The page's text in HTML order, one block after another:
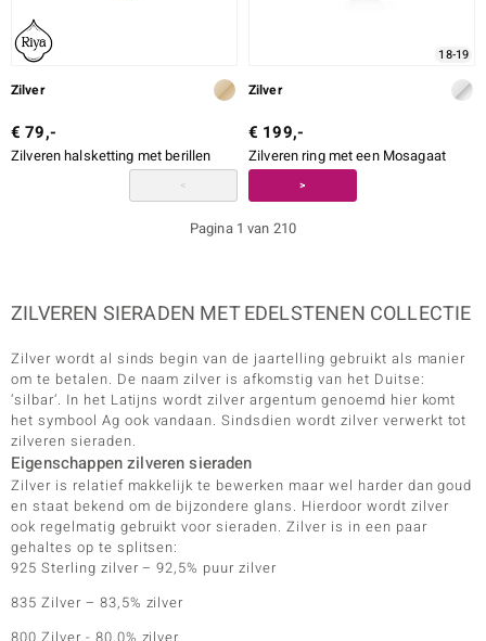
Zilver
€ 79,-
Zilveren halsketting met berillen
18-19
Zilver
€ 199,-
Zilveren ring met een Mosagaat
< >
Pagina 1 van 210
ZILVEREN SIERADEN MET EDELSTENEN COLLECTIE
Zilver wordt al sinds begin van de jaartelling gebruikt als manier
om te betalen. De naam zilver is afkomstig van het Duitse:
‘silbar‘. In het Latijns wordt zilver argentum genoemd hier komt
het symbool Ag ook vandaan. Sindsdien wordt zilver verwerkt tot
zilveren sieraden.
Eigenschappen zilveren sieraden
Zilver is relatief makkelijk te bewerken maar wel harder dan goud
en staat bekend om de bijzondere glans. Hierdoor wordt zilver
ook regelmatig gebruikt voor sieraden. Zilver is in een paar
gehaltes op te splitsen:
925 Sterling zilver – 92,5% puur zilver
835 Zilver – 83,5% zilver